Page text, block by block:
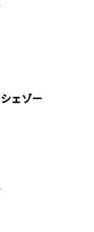
ェゾー